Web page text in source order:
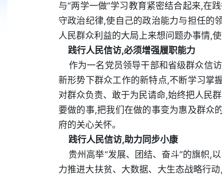
与“两学一做”学习教育紧密结合起来,在
守政治纪律,使自己的政治能力与担任的
人民群众利益的大局上来想问题办事情,
践行人民信访,必须增强履职能力
作为一名党员领导干部和省级群众信
新形势下群众工作的新特点,不断学习掌
对群众负责、敢于为民请命,始终把人民
要做的事,把我们在做的事变为惠及群众
府的关心关怀。
践行人民信访,助力同步小康
贵州高举“发展、团结、奋斗”的旗帜,
力推进大扶贫、大数据、大生态战略行